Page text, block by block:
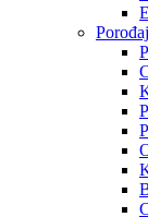
Porođaj